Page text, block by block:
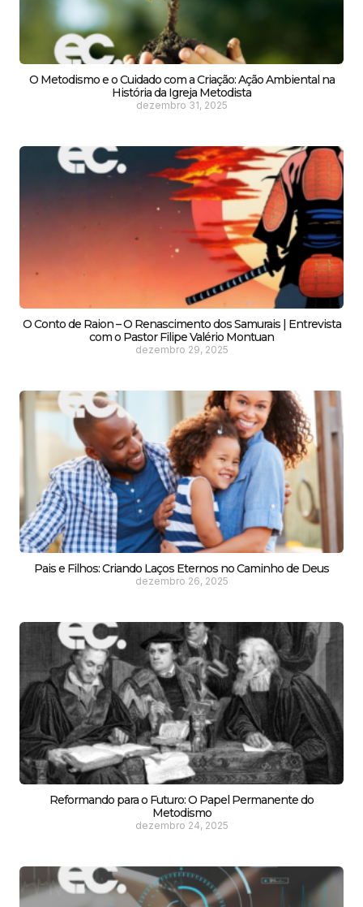
O Metodismo e o Cuidado com a Criação: Ação Ambiental na
História da Igreja Metodista
dezembro 31, 2025
O Conto de Raion – O Renascimento dos Samurais | Entrevista
com o Pastor Filipe Valério Montuan
dezembro 29, 2025
Pais e Filhos: Criando Laços Eternos no Caminho de Deus
dezembro 26, 2025
Reformando para o Futuro: O Papel Permanente do
Metodismo
dezembro 24, 2025